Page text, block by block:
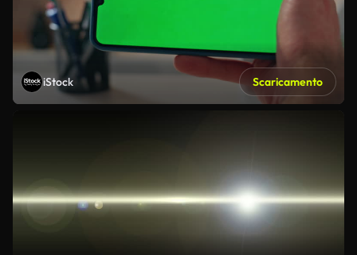
iStock Scaricamento